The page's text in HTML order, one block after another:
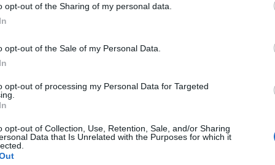
opt-out of the Sharing of my personal data.
opt-out of the Sale of my Personal Data.
opt-out of processing my Personal Data for Targeted
opt-out of Collection, Use, Retention, Sale, and/or Sharing
Data that Is Unrelated with the Purposes for which it
portfolio.hu hírarchívumához tartozik, melynek olvasása
tartalmazza:
cikkarchívum